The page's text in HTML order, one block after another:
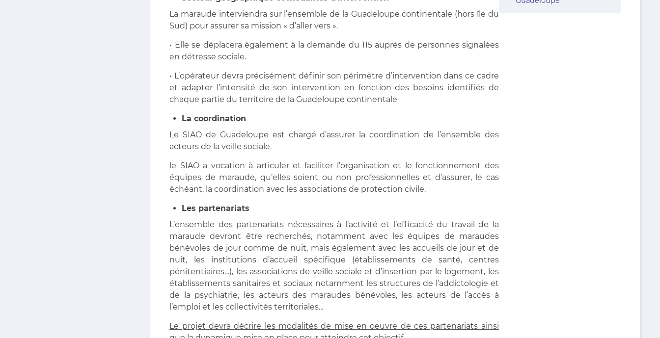
La maraude interviendra sur l’ensemble de la Guadeloupe continentale (hors île du
Sud) pour assurer sa mission « d’aller vers ».
• Elle se déplacera également à la demande du 115 auprès de personnes signalées
en détresse sociale.
• L’opérateur devra précisément définir son périmètre d’intervention dans ce cadre
et adapter l’intensité de son intervention en fonction des besoins identifiés de
chaque partie du territoire de la Guadeloupe continentale
La coordination
Le SIAO de Guadeloupe est chargé d’assurer la coordination de l’ensemble des
acteurs de la veille sociale.
le SIAO a vocation à articuler et faciliter l’organisation et le fonctionnement des
équipes de maraude, qu’elles soient ou non professionnelles et d’assurer, le cas
échéant, la coordination avec les associations de protection civile.
Les partenariats
L’ensemble des partenariats nécessaires à l’activité et l’efficacité du travail de la
maraude devront être recherchés, notamment avec les équipes de maraudes
bénévoles de jour comme de nuit, mais également avec les accueils de jour et de
nuit, les institutions d’accueil spécifique (établissements de santé, centres
pénitentiaires…), les associations de veille sociale et d’insertion par le logement, les
établissements sanitaires et sociaux notamment les structures de l’addictologie et
de la psychiatrie, les acteurs des maraudes bénévoles, les acteurs de l’accès à
l’emploi et les collectivités territoriales...
Le projet devra décrire les modalités de mise en oeuvre de ces partenariats ainsi